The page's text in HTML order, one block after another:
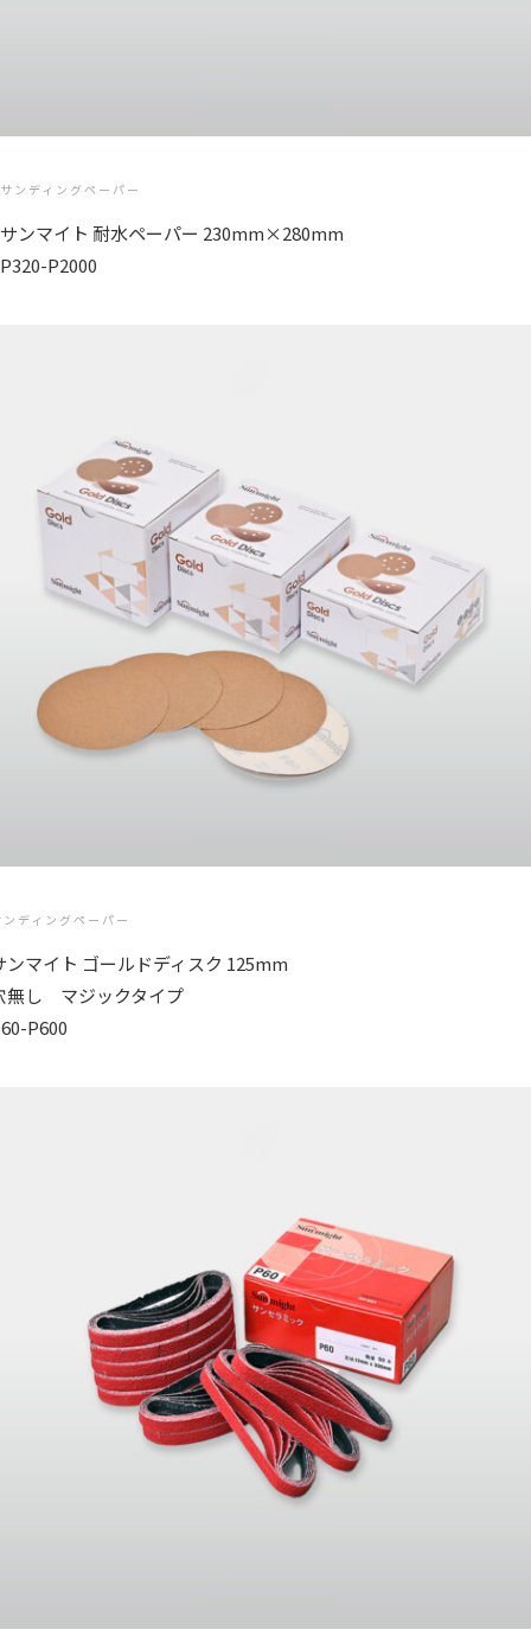
サンディングペーパー
サンマイト 耐水ペーパー 230mm×280mm
P320-P2000
ンディングペーパー
ンマイト ゴールドディスク 125mm
無し マジックタイプ
P600